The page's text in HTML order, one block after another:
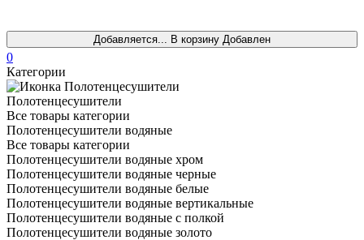
Добавляется... В корзину Добавлен
0
Категории
Полотенцесушители
Все товары категории
Полотенцесушители водяные
Все товары категории
Полотенцесушители водяные хром
Полотенцесушители водяные черные
Полотенцесушители водяные белые
Полотенцесушители водяные вертикальные
Полотенцесушители водяные с полкой
Полотенцесушители водяные золото